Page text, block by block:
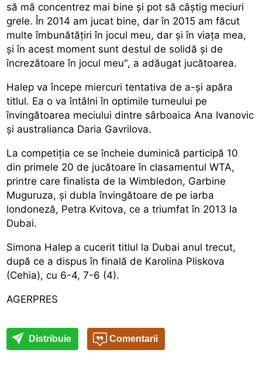
să mă concentrez mai bine și pot să câștig meciuri
grele. În 2014 am jucat bine, dar în 2015 am făcut
multe îmbunătățiri în jocul meu, dar și în viața mea,
și în acest moment sunt destul de solidă și de
încrezătoare în jocul meu", a adăugat jucătoarea.
Halep va începe miercuri tentativa de a-și apăra
titlul. Ea o va întâlni în optimile turneului pe
învingătoarea meciului dintre sârboaica Ana Ivanovic
și australianca Daria Gavrilova.
La competiția ce se încheie duminică participă 10
din primele 20 de jucătoare în clasamentul WTA,
printre care finalista de la Wimbledon, Garbine
Muguruza, și dubla învingătoare de pe iarba
londoneză, Petra Kvitova, ce a triumfat în 2013 la
Dubai.
Simona Halep a cucerit titlul la Dubai anul trecut,
după ce a dispus în finală de Karolina Pliskova
(Cehia), cu 6-4, 7-6 (4).
AGERPRES
Distribuie Comentarii